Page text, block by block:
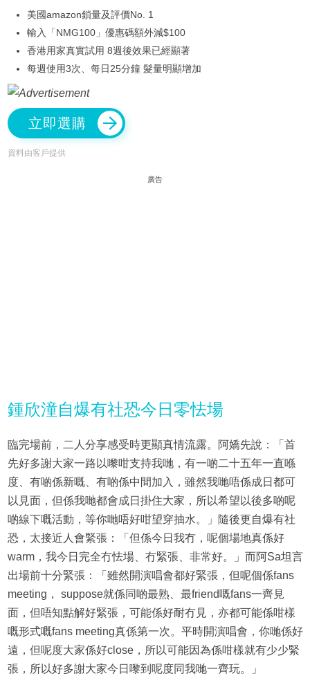
美國amazon鎖量及評價No. 1
輸入「NMG100」優惠碼額外減$100
香港用家真實試用 8週後效果已經顯著
每週使用3次、每日25分鐘 髮量明顯增加
立即選購
資料由客戶提供
廣告
鍾欣潼自爆有社恐今日零怯場
臨完場前，二人分享感受時更顯真情流露。阿嬌先說：「首
先好多謝大家一路以嚟咁支持我哋，有一啲二十五年一直喺
度、有啲係新嘅、有啲係中間加入，雖然我哋唔係成日都可
以見面，但係我哋都會成日掛住大家，所以希望以後多啲呢
啲線下嘅活動，等你哋唔好咁望穿抽水。」隨後更自爆有社
恐，太接近人會緊張：「但係今日我冇，呢個場地真係好
warm，我今日完全冇怯場、冇緊張、非常好。」而阿Sa坦言
出場前十分緊張：「雖然開演唱會都好緊張，但呢個係fans
meeting， suppose就係同啲最熟、最friend嘅fans一齊見
面，但唔知點解好緊張，可能係好耐冇見，亦都可能係咁樣
嘅形式嘅fans meeting真係第一次。平時開演唱會，你哋係好
遠，但呢度大家係好close，所以可能因為係咁樣就有少少緊
張，所以好多謝大家今日嚟到呢度同我哋一齊玩。」